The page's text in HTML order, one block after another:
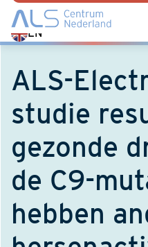
EN
Switch
language
English
ALS-
studie
gezonde
de C9-
hebben